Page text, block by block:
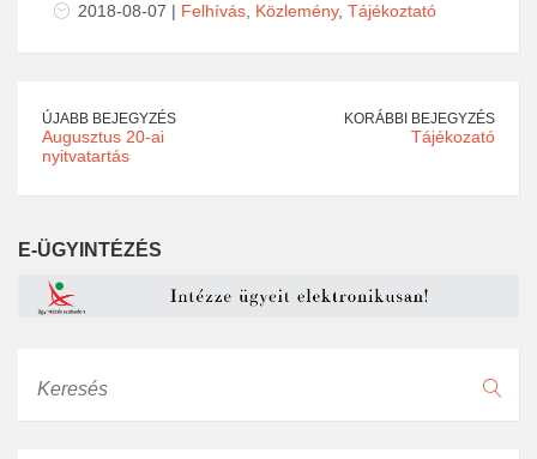
2018-08-07 | Felhívás Közlemény, Tájékoztató
ÚJABB BEJEGYZÉS
Augusztus 20-ai
nyitvatartás
KORÁBBI BEJEGYZÉS
Tájékozató
E-ÜGYINTÉZÉS